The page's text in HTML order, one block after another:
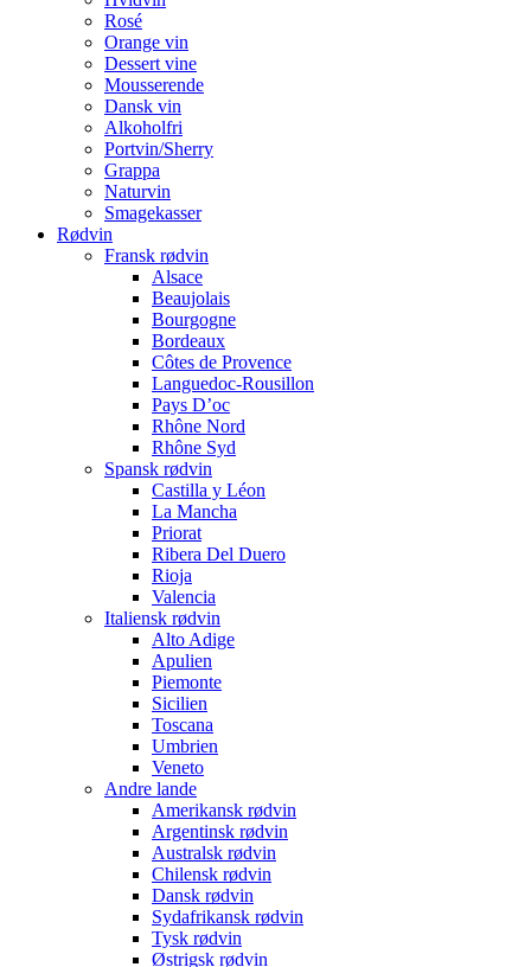
Rosé
Orange vin
Dessert vine
Mousserende
Dansk vin
Alkoholfri
Portvin/Sherry
Grappa
Naturvin
Smagekasser
Rødvin
Fransk rødvin
Alsace
Beaujolais
Bourgogne
Bordeaux
Côtes de Provence
Languedoc-Rousillon
Pays D’oc
Rhône Nord
Rhône Syd
Spansk rødvin
Castilla y Léon
La Mancha
Priorat
Ribera Del Duero
Rioja
Valencia
Italiensk rødvin
Alto Adige
Apulien
Piemonte
Sicilien
Toscana
Umbrien
Veneto
Andre lande
Amerikansk rødvin
Argentinsk rødvin
Australsk rødvin
Chilensk rødvin
Dansk rødvin
Sydafrikansk rødvin
Tysk rødvin
Østrigsk rødvin